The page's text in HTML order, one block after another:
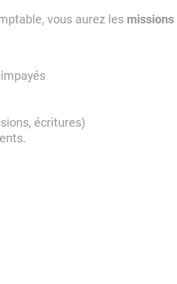
vous aurez les missions
écritures)